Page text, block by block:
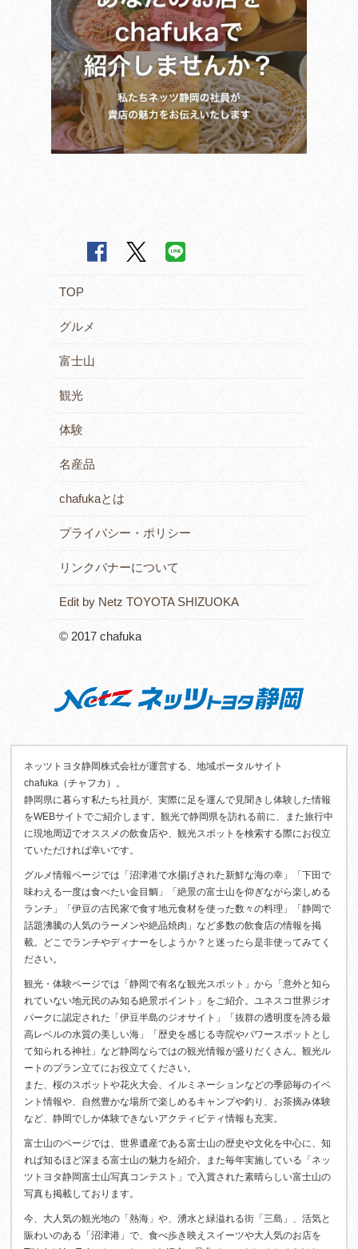
TOP
グルメ
富士山
観光
体験
名産品
chafukaとは
プライバシー・ポリシー
リンクバナーについて
Edit by Netz TOYOTA SHIZUOKA
© 2017 chafuka
ネッツトヨタ静岡株式会社が運営する、地域ポータルサイト
chafuka（チャフカ）。
静岡県に暮らす私たち社員が、実際に足を運んで見聞きし体験した情報
をWEBサイトでご紹介します。観光で静岡県を訪れる前に、また旅行中
に現地周辺でオススメの飲食店や、観光スポットを検索する際にお役立
ていただければ幸いです。
グルメ情報ページでは「沼津港で水揚げされた新鮮な海の幸」「下田で
味わえる一度は食べたい金目鯛」「絶景の富士山を仰ぎながら楽しめる
ランチ」「伊豆の古民家で食す地元食材を使った数々の料理」「静岡で
話題沸騰の人気のラーメンや絶品焼肉」など多数の飲食店の情報を掲
載。どこでランチやディナーをしようか？と迷ったら是非使ってみてく
ださい。
観光・体験ページでは「静岡で有名な観光スポット」から「意外と知ら
れていない地元民のみ知る絶景ポイント」をご紹介。ユネスコ世界ジオ
パークに認定された「伊豆半島のジオサイト」「抜群の透明度を誇る最
高レベルの水質の美しい海」「歴史を感じる寺院やパワースポットとし
て知られる神社」など静岡ならではの観光情報が盛りだくさん。観光ル
ートのプラン立てにお役立てください。
また、桜のスポットや花火大会、イルミネーションなどの季節毎のイベ
ント情報や、自然豊かな場所で楽しめるキャンプや釣り、お茶摘み体験
など、静岡でしか体験できないアクティビティ情報も充実。
富士山のページでは、世界遺産である富士山の歴史や文化を中心に、知
れば知るほど深まる富士山の魅力を紹介。また毎年実施している「ネッ
ツトヨタ静岡富士山写真コンテスト」で入賞された素晴らしい富士山の
写真も掲載しております。
今、大人気の観光地の「熱海」や、湧水と緑溢れる街「三島」、活気と
賑わいのある「沼津港」で、食べ歩き映えスイーツや大人気のお店を